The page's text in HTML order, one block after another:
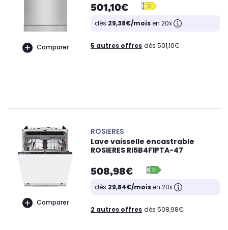
Comparer
501,10€
dès 29,38€/moisen 20x
5 autres offres dès 501,10€
Comparer
ROSIERES
Lave vaisselle encastrable
ROSIERES RI5B4F1PTA-47
508,98€
dès 29,84€/moisen 20x
2 autres offres dès 508,98€